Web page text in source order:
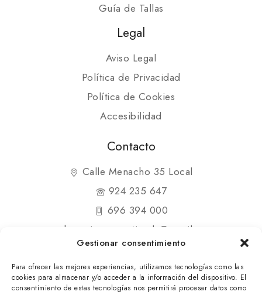
Gestionar consentimiento
Para ofrecer las mejores experiencias, utilizamos tecnologías como las
cookies para almacenar y/o acceder a la información del dispositivo. El
consentimiento de estas tecnologías nos permitirá procesar datos como
Guía de Tallas
Legal
Aviso Legal
Política de Privacidad
Política de Cookies
Accesibilidad
Contacto
Calle Menacho 35 Local
924 235 647
696 394 000
shopmipequenatienda@gmail.com